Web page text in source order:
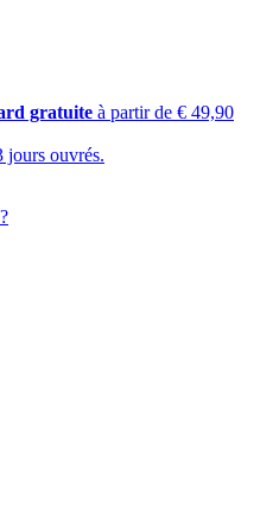
gratuite à partir de € 49,90
jours ouvrés.